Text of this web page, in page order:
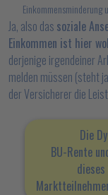
Einkommensminderung
Ja, also das soziale
Einkommen ist hier
derjenige irgendeiner
melden müssen (steht
der Versicherer die
Die
BU-Rente